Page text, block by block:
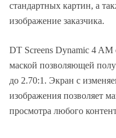
стандартных картин, а
изображение заказчика.
DT Screens Dynamic 4
маской позволяющей
до 2.70:1. Экран с
изображения позволяет
просмотра любого